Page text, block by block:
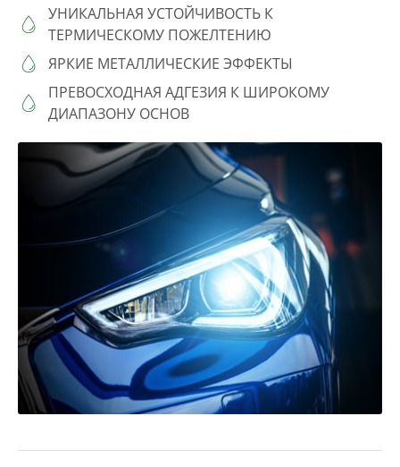
УНИКАЛЬНАЯ УСТОЙЧИВОСТЬ К
ТЕРМИЧЕСКОМУ ПОЖЕЛТЕНИЮ
ЯРКИЕ МЕТАЛЛИЧЕСКИЕ ЭФФЕКТЫ
ПРЕВОСХОДНАЯ АДГЕЗИЯ К ШИРОКОМУ
ДИАПАЗОНУ ОСНОВ